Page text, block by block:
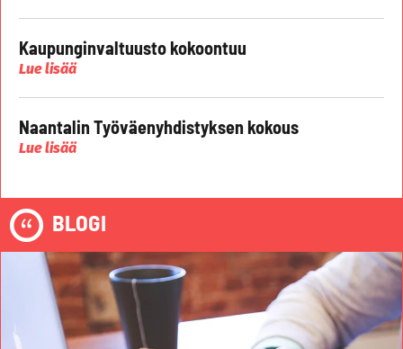
Kaupunginvaltuusto kokoontuu
Lue lisää
Naantalin Työväenyhdistyksen kokous
Lue lisää
BLOGI